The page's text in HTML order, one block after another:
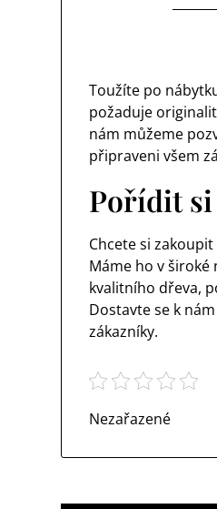
Toužíte po
požaduje
nám můžeme
připraveni všem
Pořídit si
Chcete si
Máme ho v široké
kvalitního dřeva,
Dostavte se k
zákazníky.
Nezařazené